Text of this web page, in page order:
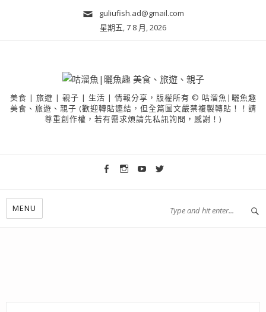
guliufish.ad@gmail.com
星期五, 7 8 月, 2026
美食 | 旅遊 | 親子 | 生活 | 情報分享，版權所有 © 咕溜魚|曬魚趣
美食、旅遊、親子 (歡迎轉貼連結，但全篇圖文嚴禁複製轉貼！！請
尊重創作權，若有需求煩請先私訊詢問，感謝！)
MENU